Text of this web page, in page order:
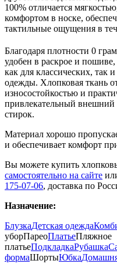
100% отличается
комфортом в носке,
тактильные ощущения в
Благодаря плотности 0
удобен в раскрое и
как для классических, так
одежды. Хлопковая ткань
износостойкостью и
привлекательный
стирок.
Материал хорошо
и обеспечивает комфорт
Вы можете купить
самостоятельно на сайте
175-07-06, доставка по
Назначение:
БлузкаДетская одежда
уборПареоПлатьеПляжное
платьеПодкладкаРубашка
формаШортыЮбка